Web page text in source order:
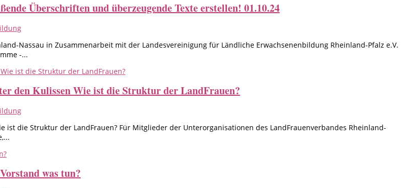
Überschriften und überzeugende Texte erstellen! 01.10.24
Nassau in Zusammenarbeit mit der Landesvereinigung für Ländliche Erwachsenenbildung Rheinland-Pfalz e.V.
-...
den Kulissen Wie ist die Struktur der LandFrauen?
ist die Struktur der LandFrauen? Für Mitglieder der Unterorganisationen des LandFrauenverbandes Rheinland-
was tun?